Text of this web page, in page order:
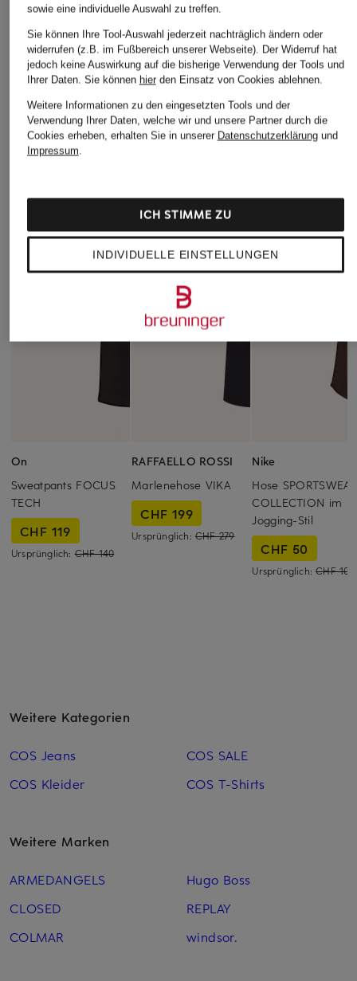
On
Sweatpants FOCUS
TECH
CHF 119
Ursprünglich: CHF 140
RAFFAELLO ROSSI
Marlenehose VIKA
CHF 199
Ursprünglich: CHF 279
Nike
Hose SPORTSWEAR
COLLECTION im
Jogging-Stil
CHF 50
Ursprünglich:CHF 109
Weitere Kategorien
COS Jeans
COS Kleider
COS SALE
COS T-Shirts
Weitere Marken
ARMEDANGELS
CLOSED
COLMAR
Hugo Boss
REPLAY
windsor.
sowie eine individuelle Auswahl zu treffen.
Sie können Ihre Tool-Auswahl jederzeit nachträglich ändern oder
widerrufen (z.B. im Fußbereich unserer Webseite). Der Widerruf hat
jedoch keine Auswirkung auf die bisherige Verwendung der Tools und
Ihrer Daten. Sie können hierden Einsatz von Cookies ablehnen.
Weitere Informationen zu den eingesetzten Tools und der
Verwendung Ihrer Daten, welche wir und unsere Partner durch die
Cookies erheben, erhalten Sie in unserer Datenschutzerklärungund
Impressum.
INDIVIDUELLE EINSTELLUNGEN
ICH STIMME ZU